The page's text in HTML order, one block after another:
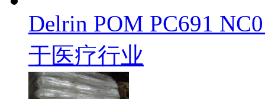
Delrin POM PC691
于医疗行业